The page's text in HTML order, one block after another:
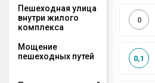
Пешеходная улица
внутри жилого
комплекса
0
Мощение
пешеходных путей
0,1